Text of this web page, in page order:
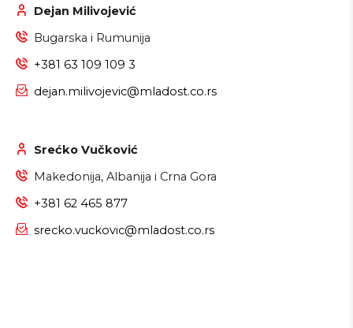
Dejan Milivojević
Bugarska i Rumunija
+381 63 109 109 3
dejan.milivojevic@mladost.co.rs
Srećko Vučković
Makedonija, Albanija i Crna Gora
+381 62 465 877
srecko.vuckovic@mladost.co.rs